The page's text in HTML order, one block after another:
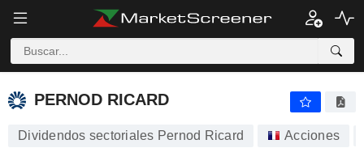
PERNOD RICARD
PERNOD RICARD
Dividendos sectoriales Pernod Ricard Acciones